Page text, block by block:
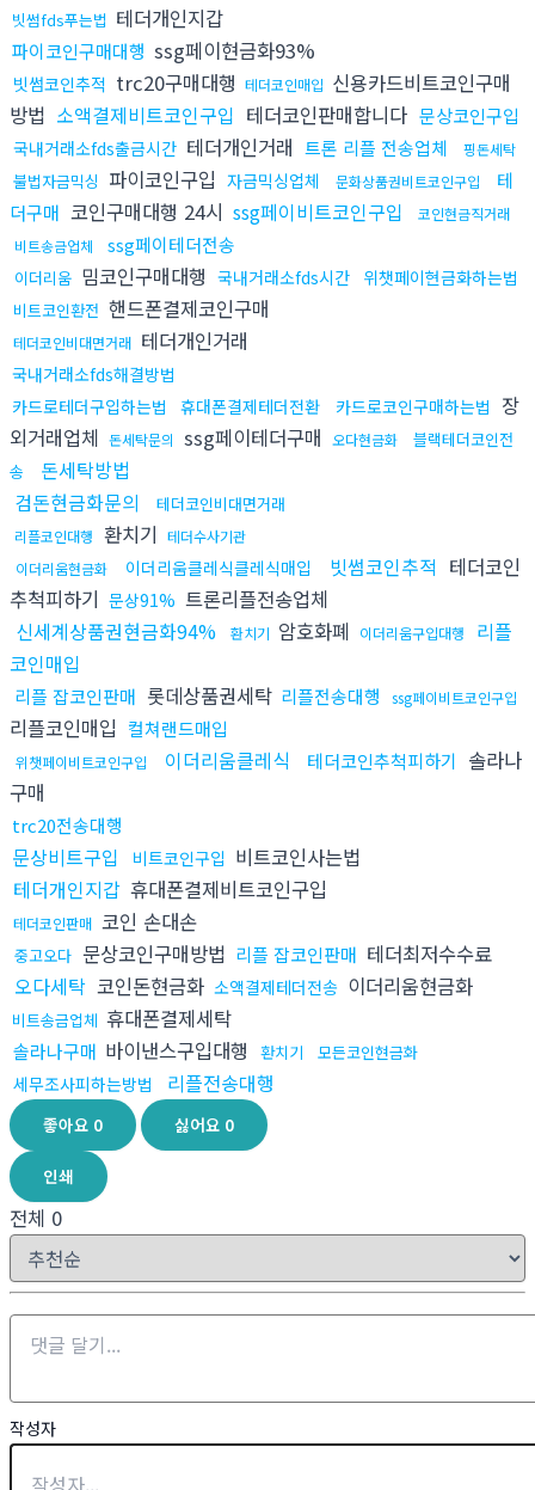
빗썸fds푸는법 테더개인지갑
파이코인구매대행 ssg페이현금화93%
빗썸코인추적 trc20구매대행 테더코인매입 신용카드비트코인구매
방법 소액결제비트코인구입 테더코인판매합니다 문상코인구입
국내거래소fds출금시간 테더개인거래 트론 리플 전송업체 핑돈세탁
불법자금믹싱 파이코인구입 자금믹싱업체 문화상품권비트코인구입
테
더구매 코인구매대행 24시 ssg페이비트코인구입
코인현금직거래
비트송금업체
ssg페이테더전송
이더리움 밈코인구매대행 국내거래소fds시간 위챗페이현금화하는법
비트코인환전 핸드폰결제코인구매
테더코인비대면거래 테더개인거래
국내거래소fds해결방법
카드로테더구입하는법
휴대폰결제테더전환 카드로코인구매하는법 장
외거래업체 돈세탁문의 ssg페이테더구매 오다현금화
블랙테더코인전
송
돈세탁방법
검돈현금화문의
테더코인비대면거래
리플코인대행 환치기 테더수사기관
이더리움현금화
이더리움클레식클레식매입 빗썸코인추적 테더코인
추척피하기 문상91% 트론리플전송업체
신세계상품권현금화94%
환치기 암호화폐 이더리움구입대행
리플
코인매입
리플 잡코인판매 롯데상품권세탁 리플전송대행 ssg페이비트코인구입
리플코인매입 컬쳐랜드매입
위챗페이비트코인구입 이더리움클레식 테더코인추척피하기 솔라나
구매
trc20전송대행
문상비트구입 비트코인구입 비트코인사는법
테더개인지갑 휴대폰결제비트코인구입
테더코인판매 코인 손대손
중고오다 문상코인구매방법 리플 잡코인판매 테더최저수수료
오다세탁 코인돈현금화 소액결제테더전송 이더리움현금화
비트송금업체 휴대폰결제세탁
솔라나구매 바이낸스구입대행 환치기 모든코인현금화
세무조사피하는방법 리플전송대행
좋아요 0 싫어요 0
인쇄
전체 0
작성자